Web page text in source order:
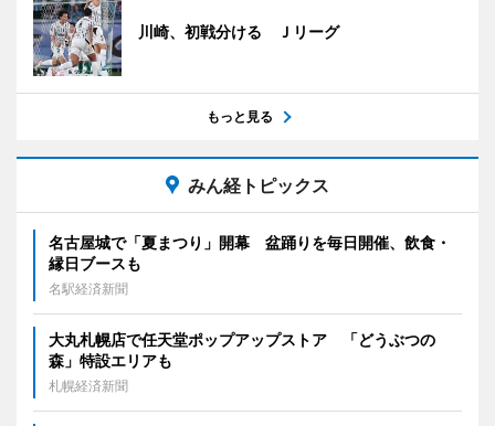
川崎、初戦分ける Ｊリーグ
もっと見る
みん経トピックス
名古屋城で「夏まつり」開幕 盆踊りを毎日開催、飲食・
縁日ブースも
名駅経済新聞
大丸札幌店で任天堂ポップアップストア 「どうぶつの
森」特設エリアも
札幌経済新聞